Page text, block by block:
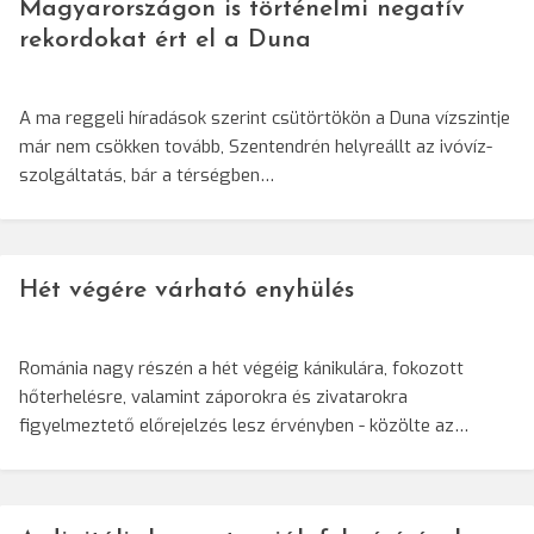
Magyarországon is történelmi negatív
rekordokat ért el a Duna
A ma reggeli híradások szerint csütörtökön a Duna vízszintje
már nem csökken tovább, Szentendrén helyreállt az ivóvíz-
szolgáltatás, bár a térségben…
Hét végére várható enyhülés
Románia nagy részén a hét végéig kánikulára, fokozott
hőterhelésre, valamint záporokra és zivatarokra
figyelmeztető előrejelzés lesz érvényben - közölte az…